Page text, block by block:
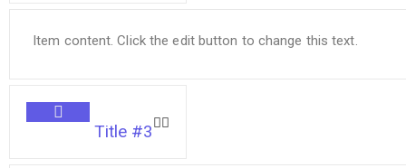
Item content. Click the edit button to change this text.
Title #3